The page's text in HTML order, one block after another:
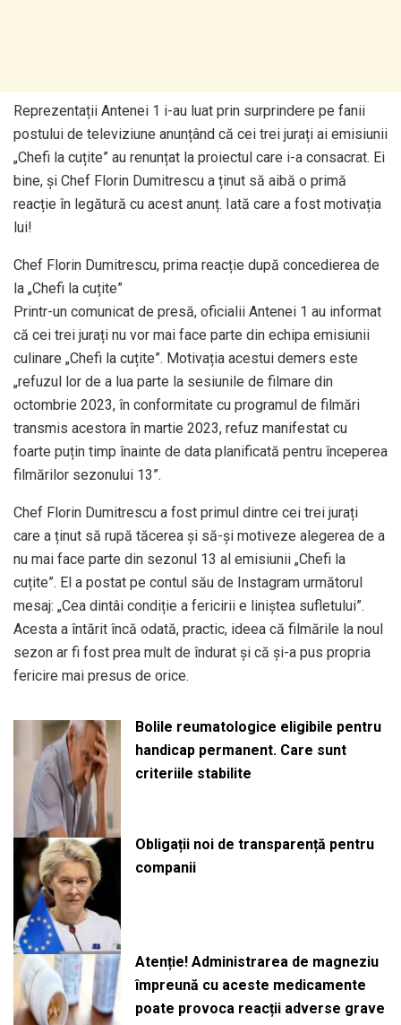
Reprezentații Antenei 1 i-au luat prin surprindere pe fanii
postului de televiziune anunțând că cei trei jurați ai emisiunii
„Chefi la cuțite” au renunțat la proiectul care i-a consacrat. Ei
bine, și Chef Florin Dumitrescu a ținut să aibă o primă
reacție în legătură cu acest anunț. Iată care a fost motivația
lui!
Chef Florin Dumitrescu, prima reacție după concedierea de
la „Chefi la cuțite”
Printr-un comunicat de presă, oficialii Antenei 1 au informat
că cei trei jurați nu vor mai face parte din echipa emisiunii
culinare „Chefi la cuțite”. Motivația acestui demers este
„refuzul lor de a lua parte la sesiunile de filmare din
octombrie 2023, în conformitate cu programul de filmări
transmis acestora în martie 2023, refuz manifestat cu
foarte puțin timp înainte de data planificată pentru începerea
filmărilor sezonului 13”.
Chef Florin Dumitrescu a fost primul dintre cei trei jurați
care a ținut să rupă tăcerea și să-și motiveze alegerea de a
nu mai face parte din sezonul 13 al emisiunii „Chefi la
cuțite”. El a postat pe contul său de Instagram următorul
mesaj: „Cea dintâi condiție a fericirii e liniștea sufletului”.
Acesta a întărit încă odată, practic, ideea că filmările la noul
sezon ar fi fost prea mult de îndurat și că și-a pus propria
fericire mai presus de orice.
Bolile reumatologice eligibile pentru
handicap permanent. Care sunt
criteriile stabilite
Obligații noi de transparență pentru
companii
Atenție! Administrarea de magneziu
împreună cu aceste medicamente
poate provoca reacții adverse grave